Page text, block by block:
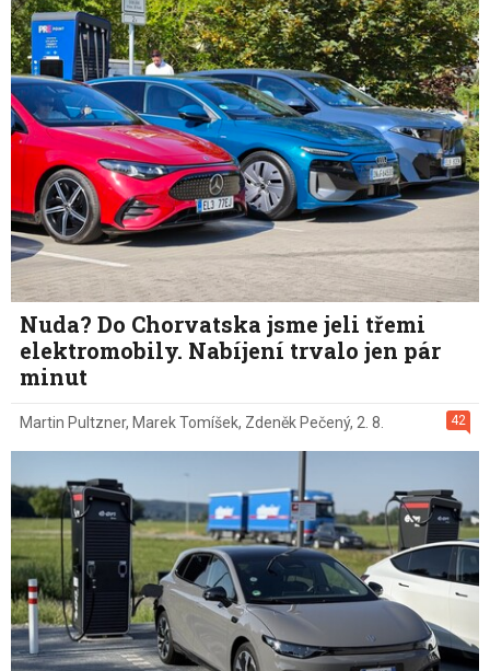
Nuda? Do Chorvatska jsme jeli třemi
elektromobily. Nabíjení trvalo jen pár
minut
42
Martin Pultzner, Marek Tomíšek, Zdeněk Pečený, 2. 8.